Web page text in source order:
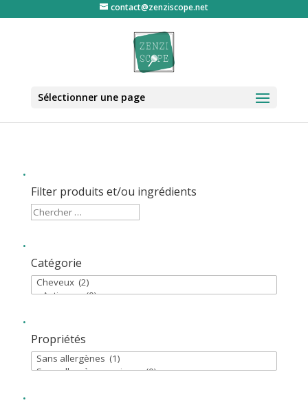
contact@zenziscope.net
Sélectionner une page
Filter produits et/ou ingrédients
Catégorie
Propriétés